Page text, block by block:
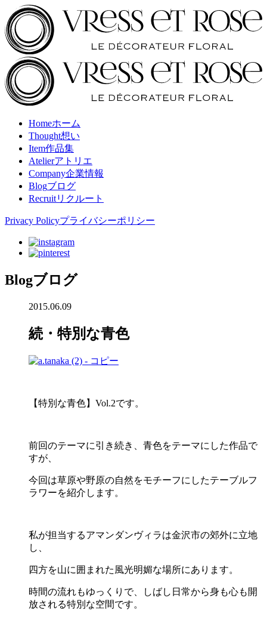
Homeホーム
Thought想い
Item作品集
Atelierアトリエ
Company企業情報
Blogブログ
Recruitリクルート
Privacy Policyプライバシーポリシー
Blogブログ
2015.06.09
続・特別な青色
【特別な青色】Vol.2です。
前回のテーマに引き続き、青色をテーマにした作品で
すが、
今回は草原や野原の自然をモチーフにしたテーブルフ
ラワーを紹介します。
私が担当するアマンダンヴィラは金沢市の郊外に立地
し、
四方を山に囲まれた風光明媚な場所にあります。
時間の流れもゆっくりで、しばし日常から身も心も開
放される特別な空間です。